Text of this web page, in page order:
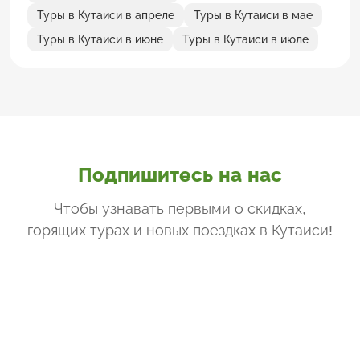
Туры в Кутаиси в апреле
Туры в Кутаиси в мае
Туры в Кутаиси в июне
Туры в Кутаиси в июле
Подпишитесь на нас
Чтобы узнавать первыми о скидках,
горящих турах и новых поездках в Кутаиси!